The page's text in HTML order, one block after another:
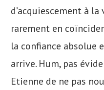
d’acquiescement à
rarement en
la confiance absolue
arrive. Hum, pas
Etienne de ne pas